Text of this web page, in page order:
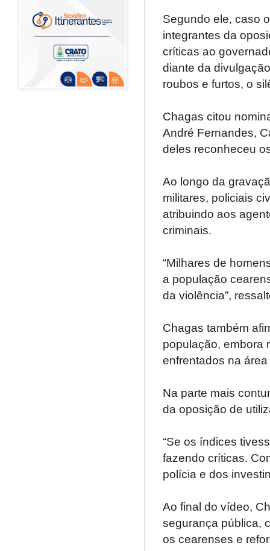
Segundo ele, caso
integrantes da
críticas ao
diante da
roubos e furtos, o
Chagas citou
André Fernandes,
deles reconheceu
Ao longo da
militares, policiais
atribuindo aos
criminais.
“Milhares de
a população
da violência”,
Chagas também
população, embora
enfrentados na
Na parte mais
da oposição de
“Se os índices
fazendo críticas.
polícia e dos
Ao final do vídeo,
segurança pública,
os cearenses e